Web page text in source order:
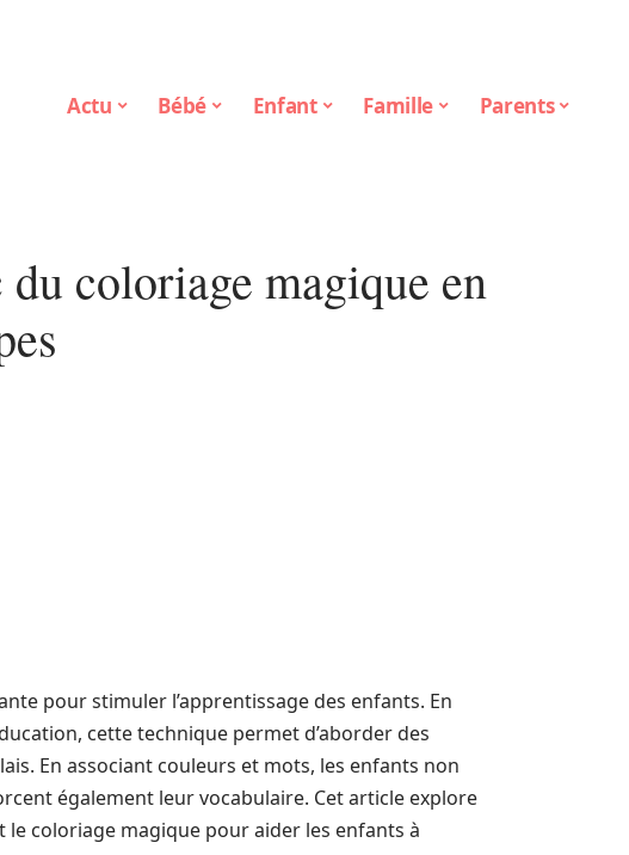
Actu Bébé Enfant Famille Parents
du coloriage magique en
pour stimuler l’apprentissage des enfants. En
cette technique permet d’aborder des
En associant couleurs et mots, les enfants non
également leur vocabulaire. Cet article explore
coloriage magique pour aider les enfants à